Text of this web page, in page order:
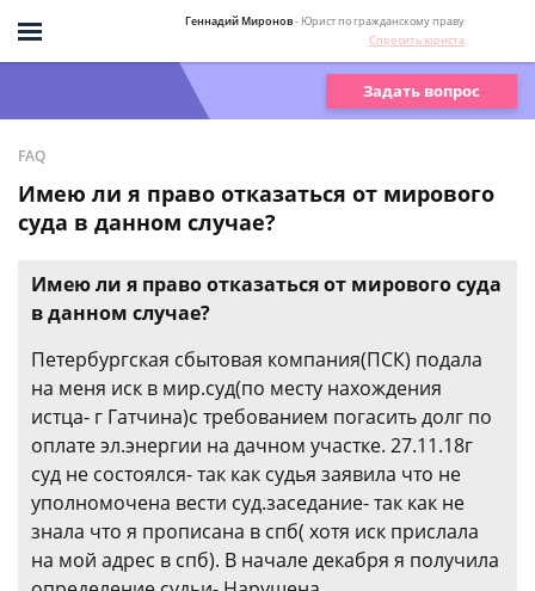
Геннадий Миронов- Юрист по гражданскому праву
Спросить юриста
Задать вопрос
FAQ
Имею ли я право отказаться от мирового
суда в данном случае?
Имею ли я право отказаться от мирового суда
в данном случае?
Петербургская сбытовая компания(ПСК) подала
на меня иск в мир.суд(по месту нахождения
истца- г Гатчина)с требованием погасить долг по
оплате эл.энергии на дачном участке. 27.11.18г
суд не состоялся- так как судья заявила что не
уполномочена вести суд.заседание- так как не
знала что я прописана в спб( хотя иск прислала
на мой адрес в спб). В начале декабря я получила